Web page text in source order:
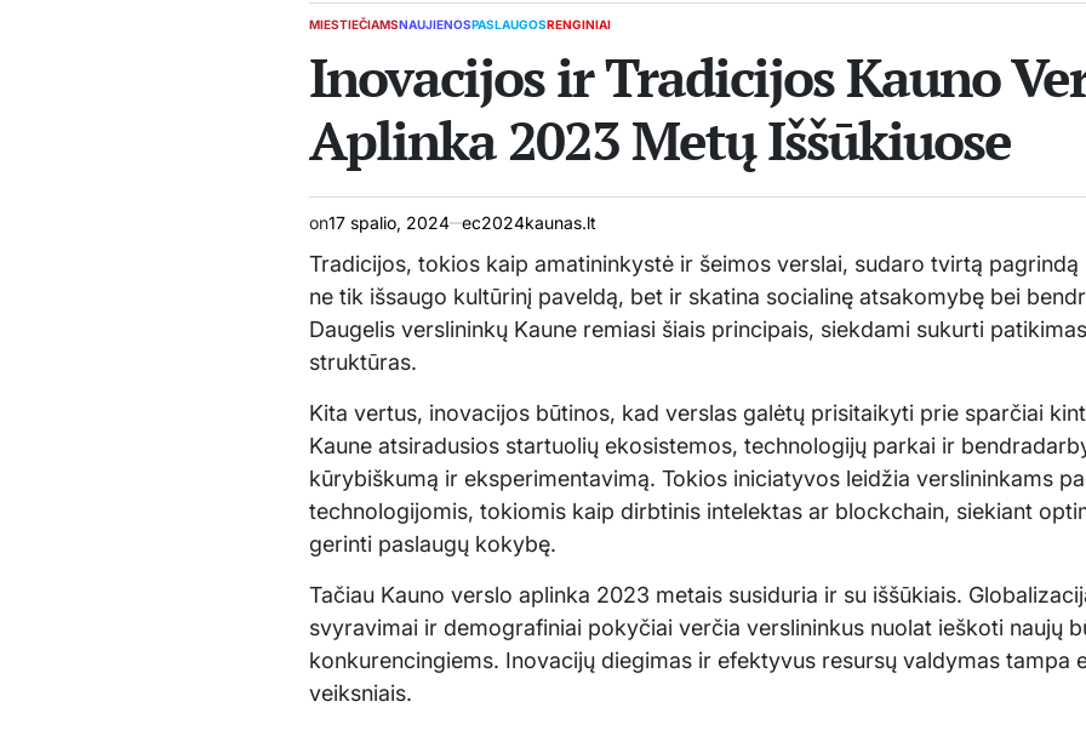
POSTED
MIESTIEČIAMSNAUJIENOSPASLAUGOSRENGINIAI
Inovacijos ir Tradicijos Kauno
Aplinka 2023 Metų Iššūkiuose
on17 spalio, 2024 ec2024kaunas.lt
Tradicijos, tokios kaip amatininkystė ir šeimos verslai, sudaro tvirtą
ne tik išsaugo kultūrinį paveldą, bet ir skatina socialinę atsakomybę bei
Daugelis verslininkų Kaune remiasi šiais principais, siekdami sukurti
struktūras.
Kita vertus, inovacijos būtinos, kad verslas galėtų prisitaikyti prie sparčiai
Kaune atsiradusios startuolių ekosistemos, technologijų parkai ir
kūrybiškumą ir eksperimentavimą. Tokios iniciatyvos leidžia verslininkams
technologijomis, tokiomis kaip dirbtinis intelektas ar blockchain, siekiant
gerinti paslaugų kokybę.
Tačiau Kauno verslo aplinka 2023 metais susiduria ir su iššūkiais.
svyravimai ir demografiniai pokyčiai verčia verslininkus nuolat ieškoti naujų
konkurencingiems. Inovacijų diegimas ir efektyvus resursų valdymas tampa
veiksniais.